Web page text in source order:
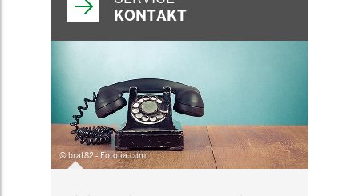
KONTAKT
© brat82 - Fotolia.com